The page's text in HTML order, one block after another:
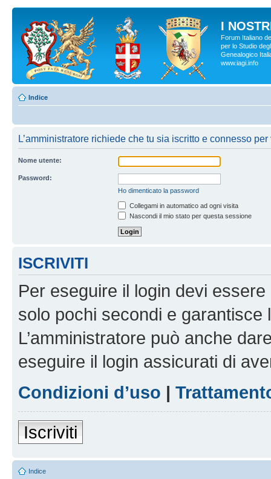
I
Forum Italiano
per lo Studio
Genealogico
www.iagi.info
Indice
L’amministratore richiede che tu sia iscritto e connesso
Nome utente:
Password:
Ho dimenticato la password
Collegami in automatico ad ogni visita
Nascondi il mio stato per questa sessione
ISCRIVITI
Per eseguire il login devi
solo pochi secondi e garantisce
L’amministratore può anche
eseguire il login assicurati di
Condizioni d’uso |
Iscriviti
Indice